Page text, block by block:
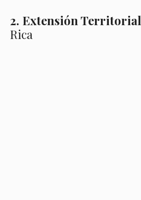
2. Extensión Territorial
Rica